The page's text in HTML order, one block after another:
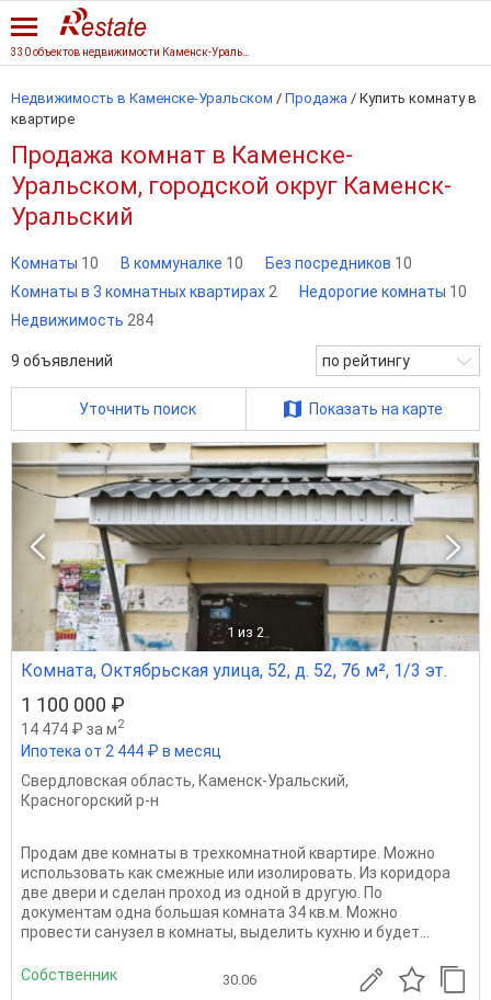
Недвижимость в Каменске-Уральском / Продажа / Купить комнату в
квартире
Продажа комнат в Каменске-
Уральском, городской округ Каменск-
Уральский
Комнаты 10 В коммуналке 10 Без посредников 10
Комнаты в 3 комнатных квартирах 2 Недорогие комнаты 10
Недвижимость 284
9 объявлений по рейтингу
Уточнить поиск Показать на карте
1 из 2
Комната, Октябрьская улица, 52, д. 52, 76 м², 1/3 эт.
1 100 000 ₽
14 474 ₽ за м2
Ипотека от 2 444 ₽ в месяц
Свердловская область, Каменск-Уральский,
Красногорский р-н
Продам две комнаты в трехкомнатной квартире. Можно
использовать как смежные или изолировать. Из коридора
две двери и сделан проход из одной в другую. По
документам одна большая комната 34 кв.м. Можно
провести санузел в комнаты, выделить кухню и будет...
Собственник 30.06